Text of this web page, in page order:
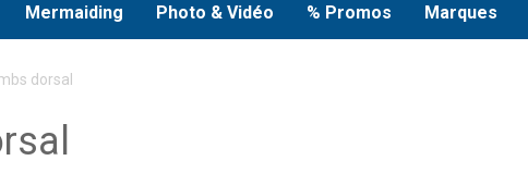
Mermaiding Photo & Vidéo % Promos Marques
dorsal